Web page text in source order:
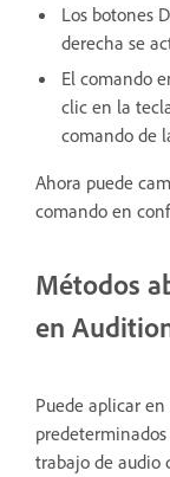
Los botones
derecha se
El comando
clic en la
comando de
Ahora puede
comando en
Métodos
en
Puede aplicar
predeterminados
trabajo de audio